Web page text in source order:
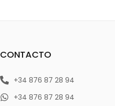
CONTACTO
+34 876 87 28 94
+34 876 87 28 94